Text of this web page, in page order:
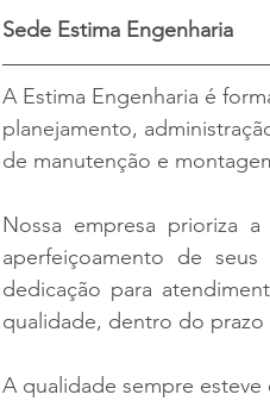
Sede Estima Engenharia
A Estima Engenharia é
planejamento,
de manutenção e
Nossa empresa prioriza
aperfeiçoamento de
dedicação para
qualidade, dentro do prazo
A qualidade sempre esteve